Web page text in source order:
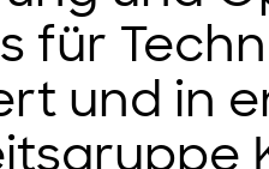
für
und in